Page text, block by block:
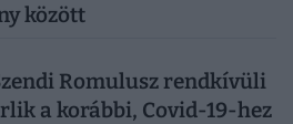
között
Romulusz rendkívüli
a korábbi, Covid-19-hez